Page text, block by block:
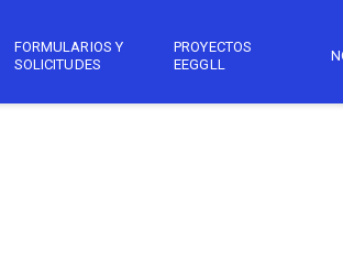
FORMULARIOS Y
SOLICITUDES
PROYECTOS
EEGGLL